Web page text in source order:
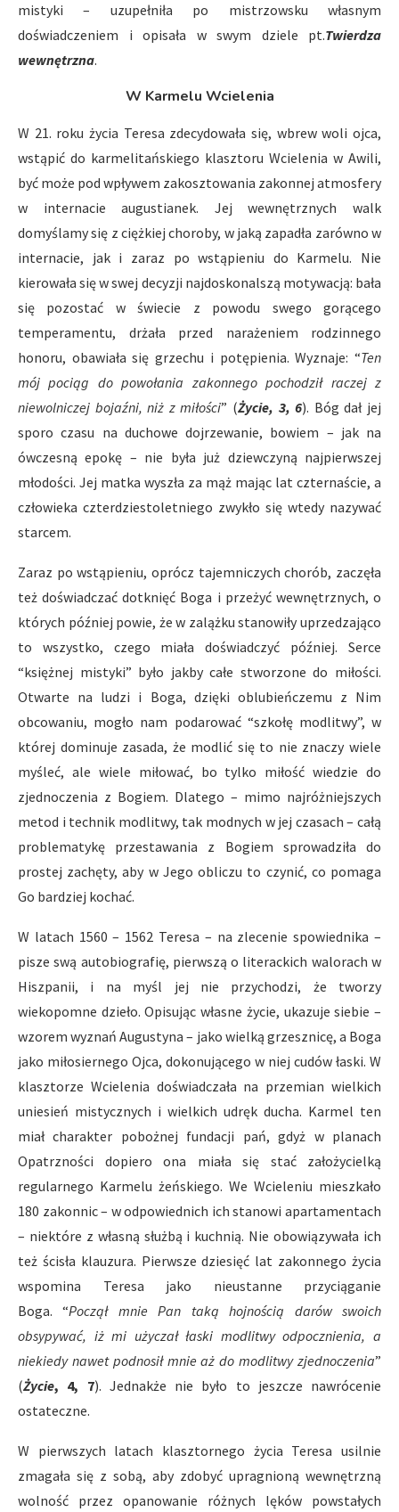
mistyki – uzupełniła po mistrzowsku własnym
doświadczeniem i opisała w swym dziele pt.Twierdza
wewnętrzna.
W Karmelu Wcielenia
W 21. roku życia Teresa zdecydowała się, wbrew woli ojca,
wstąpić do karmelitańskiego klasztoru Wcielenia w Awili,
być może pod wpływem zakosztowania zakonnej atmosfery
w internacie augustianek. Jej wewnętrznych walk
domyślamy się z ciężkiej choroby, w jaką zapadła zarówno w
internacie, jak i zaraz po wstąpieniu do Karmelu. Nie
kierowała się w swej decyzji najdoskonalszą motywacją: bała
się pozostać w świecie z powodu swego gorącego
temperamentu, drżała przed narażeniem rodzinnego
honoru, obawiała się grzechu i potępienia. Wyznaje: “Ten
mój pociąg do powołania zakonnego pochodził raczej z
niewolniczej bojaźni, niż z miłości” (Życie, 3, 6). Bóg dał jej
sporo czasu na duchowe dojrzewanie, bowiem – jak na
ówczesną epokę – nie była już dziewczyną najpierwszej
młodości. Jej matka wyszła za mąż mając lat czternaście, a
człowieka czterdziestoletniego zwykło się wtedy nazywać
starcem.
Zaraz po wstąpieniu, oprócz tajemniczych chorób, zaczęła
też doświadczać dotknięć Boga i przeżyć wewnętrznych, o
których później powie, że w zalążku stanowiły uprzedzająco
to wszystko, czego miała doświadczyć później. Serce
“księżnej mistyki” było jakby całe stworzone do miłości.
Otwarte na ludzi i Boga, dzięki oblubieńczemu z Nim
obcowaniu, mogło nam podarować “szkołę modlitwy”, w
której dominuje zasada, że modlić się to nie znaczy wiele
myśleć, ale wiele miłować, bo tylko miłość wiedzie do
zjednoczenia z Bogiem. Dlatego – mimo najróżniejszych
metod i technik modlitwy, tak modnych w jej czasach – całą
problematykę przestawania z Bogiem sprowadziła do
prostej zachęty, aby w Jego obliczu to czynić, co pomaga
Go bardziej kochać.
W latach 1560 – 1562 Teresa – na zlecenie spowiednika –
pisze swą autobiografię, pierwszą o literackich walorach w
Hiszpanii, i na myśl jej nie przychodzi, że tworzy
wiekopomne dzieło. Opisując własne życie, ukazuje siebie –
wzorem wyznań Augustyna – jako wielką grzesznicę, a Boga
jako miłosiernego Ojca, dokonującego w niej cudów łaski. W
klasztorze Wcielenia doświadczała na przemian wielkich
uniesień mistycznych i wielkich udręk ducha. Karmel ten
miał charakter pobożnej fundacji pań, gdyż w planach
Opatrzności dopiero ona miała się stać założycielką
regularnego Karmelu żeńskiego. We Wcieleniu mieszkało
180 zakonnic – w odpowiednich ich stanowi apartamentach
– niektóre z własną służbą i kuchnią. Nie obowiązywała ich
też ścisła klauzura. Pierwsze dziesięć lat zakonnego życia
wspomina Teresa jako nieustanne przyciąganie
Boga. “Począł mnie Pan taką hojnością darów swoich
obsypywać, iż mi użyczał łaski modlitwy odpocznienia, a
niekiedy nawet podnosił mnie aż do modlitwy zjednoczenia”
(Życie, 4, 7). Jednakże nie było to jeszcze nawrócenie
ostateczne.
W pierwszych latach klasztornego życia Teresa usilnie
zmagała się z sobą, aby zdobyć upragnioną wewnętrzną
wolność przez opanowanie różnych lęków powstałych